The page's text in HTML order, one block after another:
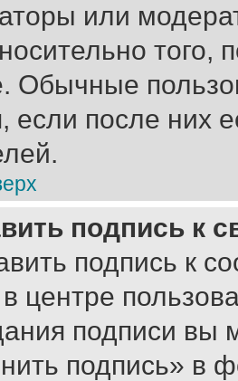
или
Обычные
если после них
подпись к
подпись к
центре
подписи вы
подпись» в